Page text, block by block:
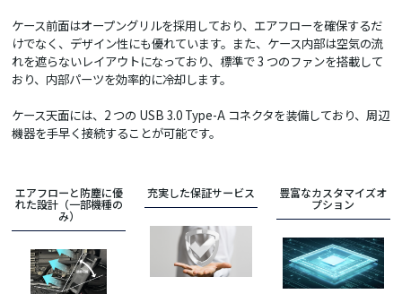
ケース前面はオープングリルを採用しており、エアフローを確保するだ
けでなく、デザイン性にも優れています。また、ケース内部は空気の流
れを遮らないレイアウトになっており、標準で 3 つのファンを搭載して
おり、内部パーツを効率的に冷却します。
ケース天面には、2 つの USB 3.0 Type-A コネクタを装備しており、周辺
機器を手早く接続することが可能です。
エアフローと防塵に優
れた設計（一部機種の
み）
充実した保証サービス 豊富なカスタマイズオ
プション